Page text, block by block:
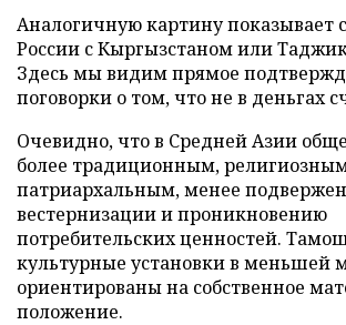
Аналогичную картину показывает
России с Кыргызстаном или
Здесь мы видим прямое
поговорки о том, что не в деньгах
Очевидно, что в Средней Азии
более традиционным,
патриархальным, менее
вестернизации и проникновению
потребительских ценностей.
культурные установки в меньшей
ориентированы на собственное
положение.